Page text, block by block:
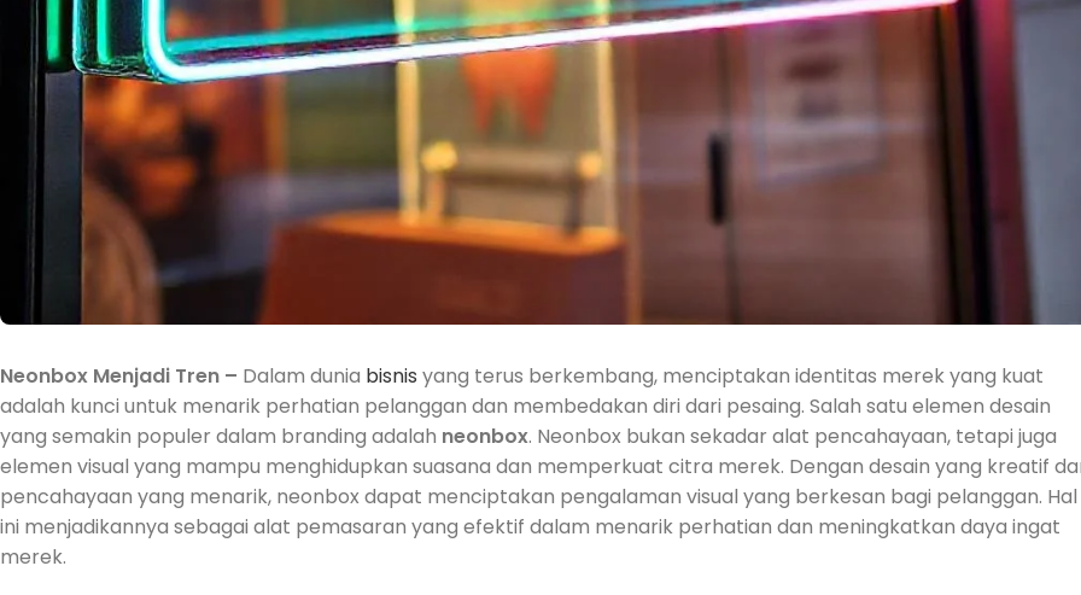
Neonbox Menjadi Tren – Dalam dunia bisnis yang terus berkembang, menciptakan identitas merek yang kuat
adalah kunci untuk menarik perhatian pelanggan dan membedakan diri dari pesaing. Salah satu elemen desain
yang semakin populer dalam branding adalah neonbox. Neonbox bukan sekadar alat pencahayaan, tetapi juga
elemen visual yang mampu menghidupkan suasana dan memperkuat citra merek. Dengan desain yang kreatif
pencahayaan yang menarik, neonbox dapat menciptakan pengalaman visual yang berkesan bagi pelanggan. Hal
ini menjadikannya sebagai alat pemasaran yang efektif dalam menarik perhatian dan meningkatkan daya ingat
merek.